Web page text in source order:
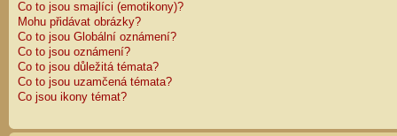
Co to jsou smajlíci (emotikony)?
Mohu přidávat obrázky?
Co to jsou Globální oznámení?
Co to jsou oznámení?
Co to jsou důležitá témata?
Co to jsou uzamčená témata?
Co jsou ikony témat?